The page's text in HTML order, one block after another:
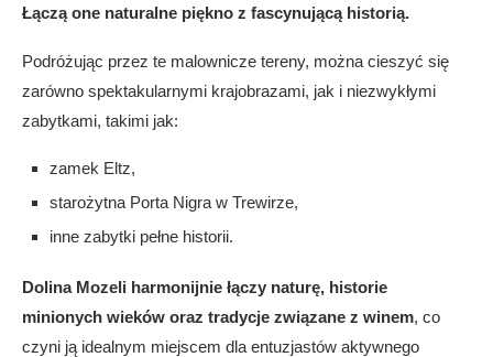
Łączą one naturalne piękno z fascynującą historią.
Podróżując przez te malownicze tereny, można cieszyć się
zarówno spektakularnymi krajobrazami, jak i niezwykłymi
zabytkami, takimi jak:
zamek Eltz,
starożytna Porta Nigra w Trewirze,
inne zabytki pełne historii.
Dolina Mozeli harmonijnie łączy naturę, historie
minionych wieków oraz tradycje związane z winem, co
czyni ją idealnym miejscem dla entuzjastów aktywnego